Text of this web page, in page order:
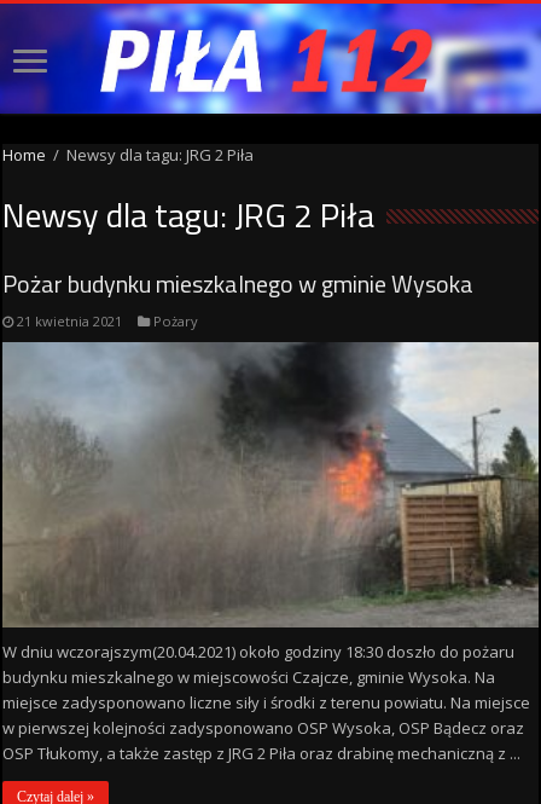
Home / Newsy dla tagu: JRG 2 Piła
Newsy dla tagu:JRG 2 Piła
Pożar budynku mieszkalnego w gminie Wysoka
21 kwietnia 2021 Pożary
W dniu wczorajszym(20.04.2021) około godziny 18:30 doszło do pożaru
budynku mieszkalnego w miejscowości Czajcze, gminie Wysoka. Na
miejsce zadysponowano liczne siły i środki z terenu powiatu. Na miejsce
w pierwszej kolejności zadysponowano OSP Wysoka, OSP Bądecz oraz
OSP Tłukomy, a także zastęp z JRG 2 Piła oraz drabinę mechaniczną z ...
Czytaj dalej »